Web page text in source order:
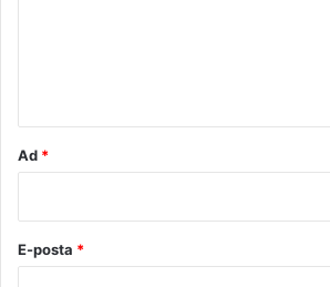
Ad *
E-posta *